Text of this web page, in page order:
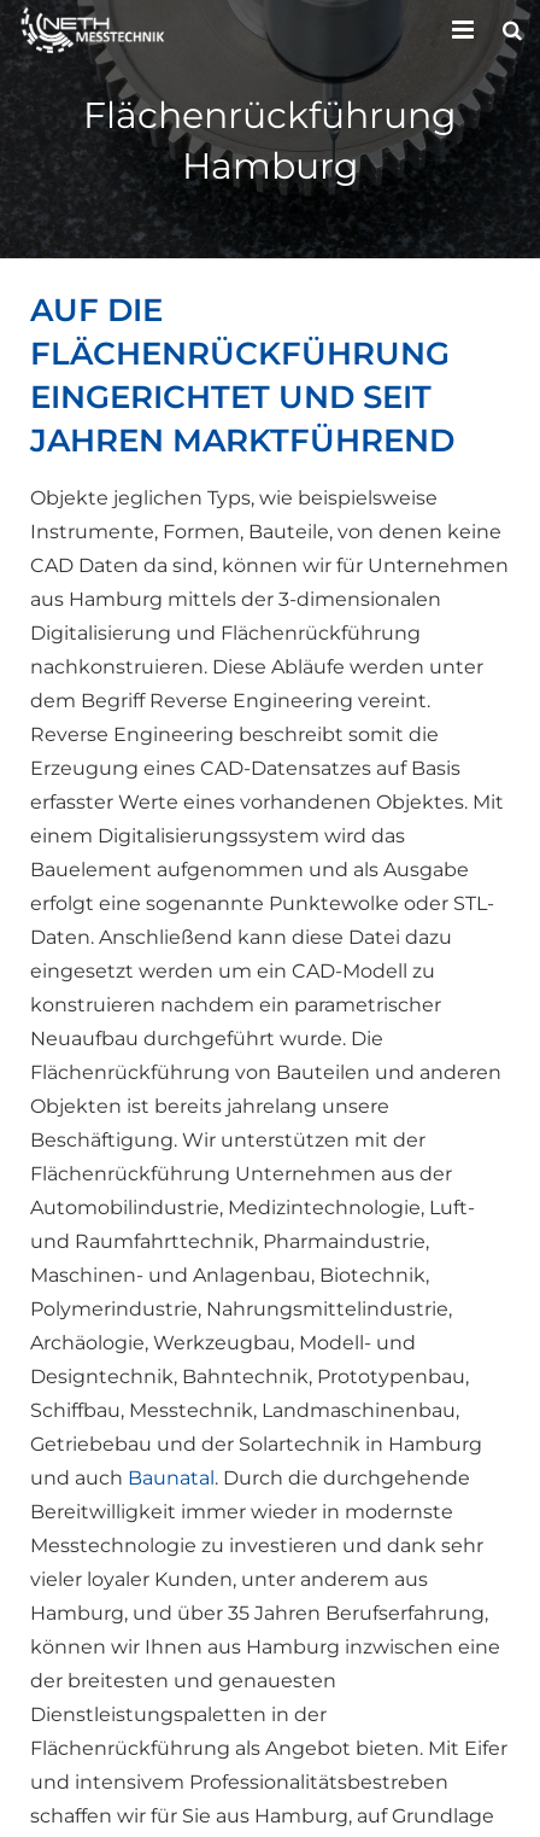
HOME
UNTERNEHMEN
LEISTUNGEN
KONTAKT
Flächenrückführung
Hamburg
AUF DIE
FLÄCHENRÜCKFÜHRUNG
EINGERICHTET UND SEIT
JAHREN MARKTFÜHREND
Objekte jeglichen Typs, wie beispielsweise
Instrumente, Formen, Bauteile, von denen keine
CAD Daten da sind, können wir für Unternehmen
aus Hamburg mittels der 3-dimensionalen
Digitalisierung und Flächenrückführung
nachkonstruieren. Diese Abläufe werden unter
dem Begriff Reverse Engineering vereint.
Reverse Engineering beschreibt somit die
Erzeugung eines CAD-Datensatzes auf Basis
erfasster Werte eines vorhandenen Objektes. Mit
einem Digitalisierungssystem wird das
Bauelement aufgenommen und als Ausgabe
erfolgt eine sogenannte Punktewolke oder STL-
Daten. Anschließend kann diese Datei dazu
eingesetzt werden um ein CAD-Modell zu
konstruieren nachdem ein parametrischer
Neuaufbau durchgeführt wurde. Die
Flächenrückführung von Bauteilen und anderen
Objekten ist bereits jahrelang unsere
Beschäftigung. Wir unterstützen mit der
Flächenrückführung Unternehmen aus der
Automobilindustrie, Medizintechnologie, Luft-
und Raumfahrttechnik, Pharmaindustrie,
Maschinen- und Anlagenbau, Biotechnik,
Polymerindustrie, Nahrungsmittelindustrie,
Archäologie, Werkzeugbau, Modell- und
Designtechnik, Bahntechnik, Prototypenbau,
Schiffbau, Messtechnik, Landmaschinenbau,
Getriebebau und der Solartechnik in Hamburg
und auch Baunatal. Durch die durchgehende
Bereitwilligkeit immer wieder in modernste
Messtechnologie zu investieren und dank sehr
vieler loyaler Kunden, unter anderem aus
Hamburg, und über 35 Jahren Berufserfahrung,
können wir Ihnen aus Hamburg inzwischen eine
der breitesten und genauesten
Dienstleistungspaletten in der
Flächenrückführung als Angebot bieten. Mit Eifer
und intensivem Professionalitätsbestreben
schaffen wir für Sie aus Hamburg, auf Grundlage